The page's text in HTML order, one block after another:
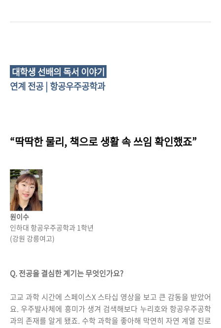
대학생 선배의 독서 이야기
연계 전공 | 항공우주공학과
“딱딱한 물리, 책으로 생활 속 쓰임 확인했죠”
원이수
인하대 항공우주공학과 1학년
(강원 강릉여고)
Q. 전공을 결심한 계기는 무엇인가요?
고교 과학 시간에 스페이스X 스타십 영상을 보고 큰 감동을 받았어
요. 우주발사체에 흥미가 생겨 검색해보다 누리호와 항공우주공학
과의 존재를 알게 됐죠. 수학 과학을 좋아해 막연히 자연 계열 진로